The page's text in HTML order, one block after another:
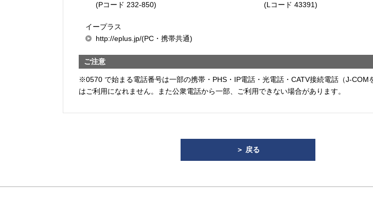
(Pコード 232-850)
(Lコード 43391)
イープラス
http://eplus.jp/(PC・携帯共通)
ご注意
※0570 で始まる電話番号は一部の携帯・PHS・IP電話・光電話・CATV接続電話（J-COM
はご利用になれません。また公衆電話から一部、ご利用できない場合があります。
＞ 戻る